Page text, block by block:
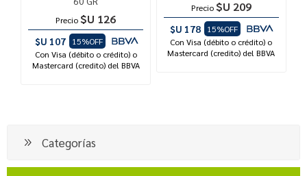
Precio $U 126
$U 107
15%OFF
Con Visa (débito o crédito) o
Mastercard (credito) del BBVA
Precio $U 209
$U 178
15%OFF
Con Visa (débito o crédito) o
Mastercard (credito) del BBVA
Categorías